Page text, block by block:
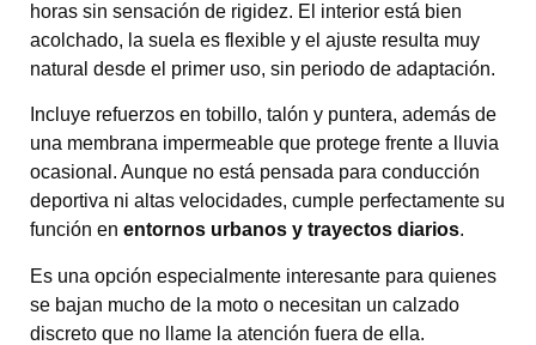
horas sin sensación de rigidez. El interior está bien
acolchado, la suela es flexible y el ajuste resulta muy
natural desde el primer uso, sin periodo de adaptación.
Incluye refuerzos en tobillo, talón y puntera, además de
una membrana impermeable que protege frente a lluvia
ocasional. Aunque no está pensada para conducción
deportiva ni altas velocidades, cumple perfectamente su
función en entornos urbanos y trayectos diarios.
Es una opción especialmente interesante para quienes
se bajan mucho de la moto o necesitan un calzado
discreto que no llame la atención fuera de ella.